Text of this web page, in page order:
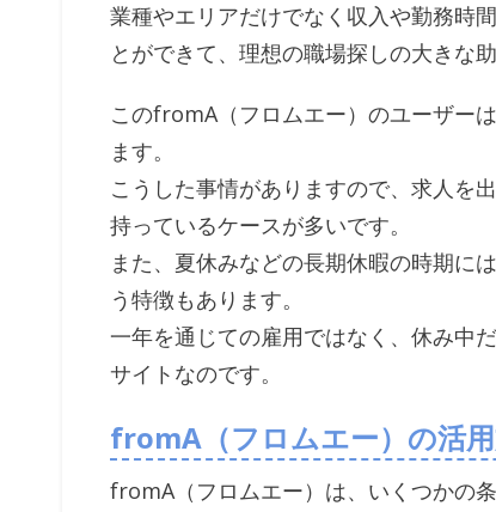
業種やエリアだけでなく収入や勤務時
とができて、理想の職場探しの大きな
このfromA（フロムエー）のユーザー
ます。
こうした事情がありますので、求人を
持っているケースが多いです。
また、夏休みなどの長期休暇の時期に
う特徴もあります。
一年を通じての雇用ではなく、休み中
サイトなのです。
fromA（フロムエー）の活
fromA（フロムエー）は、いくつかの